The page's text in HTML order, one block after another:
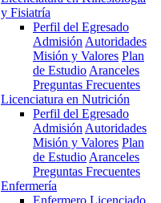
y Fisiatría
Perfil del Egresado
Admisión Autoridades
Misión y Valores Plan
de Estudio Aranceles
Preguntas Frecuentes
Licenciatura en Nutrición
Perfil del Egresado
Admisión Autoridades
Misión y Valores Plan
de Estudio Aranceles
Preguntas Frecuentes
Enfermería
Enfermero Licenciado